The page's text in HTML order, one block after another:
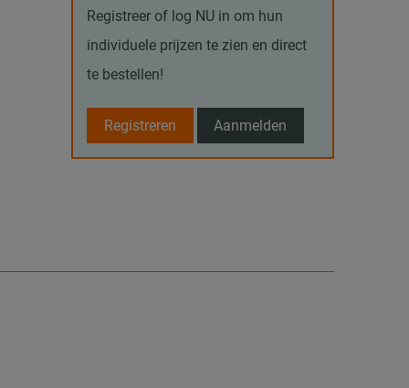
Registreer of log NU in om hun
individuele prijzen te zien en direct
te bestellen!
Registreren Aanmelden